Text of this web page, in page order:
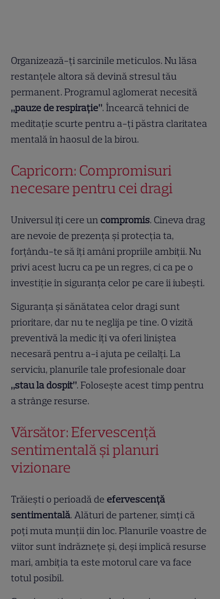
Organizează-ți sarcinile meticulos. Nu lăsa
restanțele altora să devină stresul tău
permanent. Programul aglomerat necesită
„pauze de respirație”. Încearcă tehnici de
meditație scurte pentru a-ți păstra claritatea
mentală în haosul de la birou.
Capricorn: Compromisuri
necesare pentru cei dragi
Universul îți cere un compromis. Cineva drag
are nevoie de prezența și protecția ta,
forțându-te să îți amâni propriile ambiții. Nu
privi acest lucru ca pe un regres, ci ca pe o
investiție în siguranța celor pe care îi iubești.
Siguranța și sănătatea celor dragi sunt
prioritare, dar nu te neglija pe tine. O vizită
preventivă la medic îți va oferi liniștea
necesară pentru a-i ajuta pe ceilalți. La
serviciu, planurile tale profesionale doar
„stau la dospit”. Folosește acest timp pentru
a strânge resurse.
Vărsător: Efervescență
sentimentală și planuri
vizionare
Trăiești o perioadă de efervescență
sentimentală. Alături de partener, simți că
poți muta munții din loc. Planurile voastre de
viitor sunt îndrăznețe și, deși implică resurse
mari, ambiția ta este motorul care va face
totul posibil.